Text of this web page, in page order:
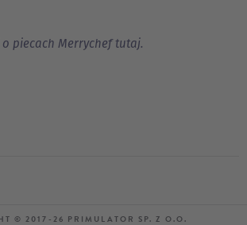
piecach Merrychef tutaj.
© 2017-26 PRIMULATOR SP. Z O.O.